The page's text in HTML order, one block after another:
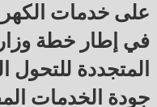
على خدمات
في إطار خطة
المتجددة
جودة الخدمات